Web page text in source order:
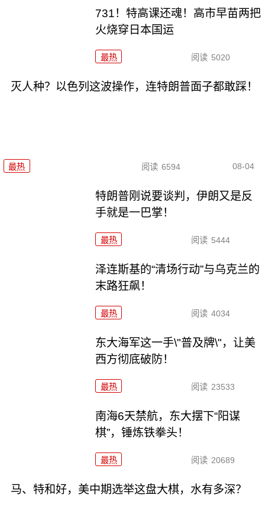
731！特高课还魂！高市早苗两把
火烧穿日本国运
最热 阅读 5020
灭人种？以色列这波操作，连特朗普面子都敢踩！
最热 阅读 6594 08-04
特朗普刚说要谈判，伊朗又是反
手就是一巴掌！
最热 阅读 5444
泽连斯基的“清场行动”与乌克兰的
末路狂飙！
最热 阅读 4034
东大海军这一手\"普及牌\"，让美
西方彻底破防！
最热 阅读 23533
南海6天禁航，东大摆下“阳谋
棋”，锤炼铁拳头！
最热 阅读 20689
马、特和好，美中期选举这盘大棋，水有多深？